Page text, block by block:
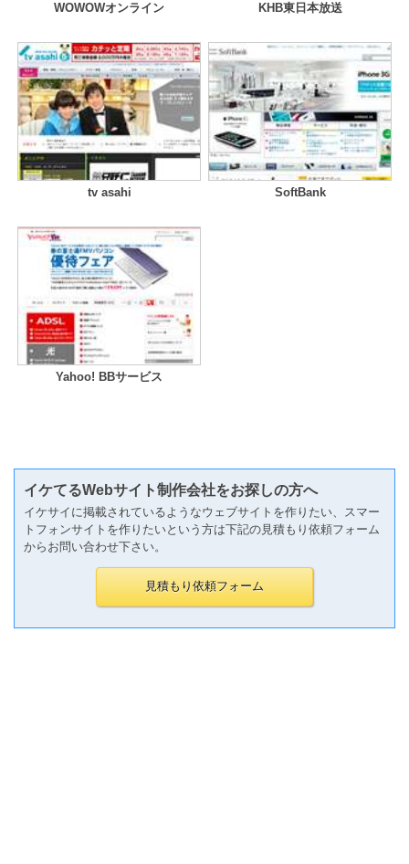
WOWOWオンライン KHB東日本放送
tv asahi SoftBank
Yahoo! BBサービス
イケてるWebサイト制作会社をお探しの方へ
イケサイに掲載されているようなウェブサイトを作りたい、スマー
トフォンサイトを作りたいという方は下記の見積もり依頼フォーム
からお問い合わせ下さい。